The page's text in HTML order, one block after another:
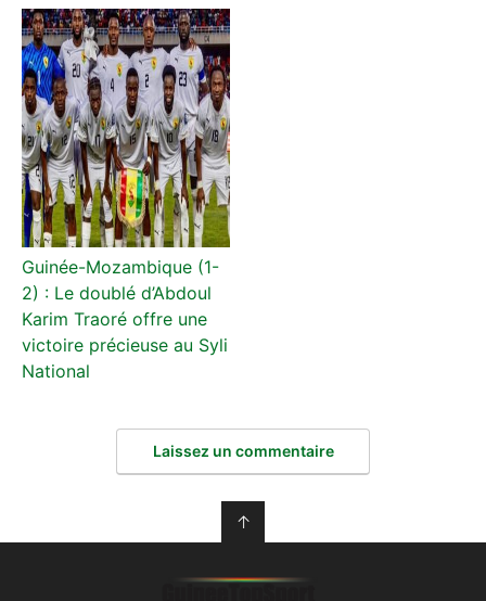
Guinée-Mozambique (1-
2) : Le doublé d’Abdoul
Karim Traoré offre une
victoire précieuse au Syli
National
Laissez un commentaire
↑